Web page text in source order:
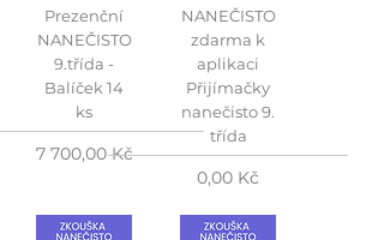
Prezenční
NANEČISTO
9.třída -
Balíček 14
ks
Cena
7 700,00 Kč
NANEČISTO
zdarma k
aplikaci
Přijímačky
nanečisto 9.
třída
Cena
0,00 Kč